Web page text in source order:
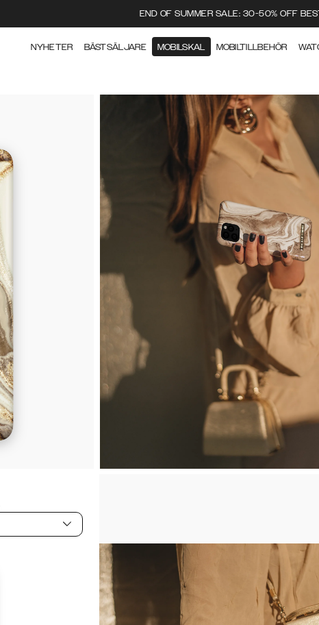
END OF SUMMER SALE: 30-50% OFF
NYHETER BÄSTSÄLJARE MOBILSKAL MOBILTILLBEHÖR